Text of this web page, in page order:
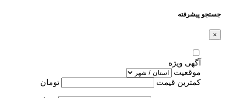
جستجو پیشرفته
×
آگهی ویژه
موقعیت
کمترین قیمت
تومان